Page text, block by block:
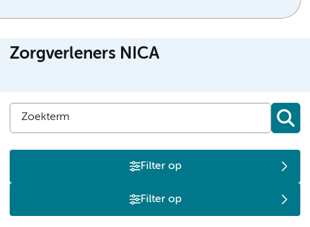
Zorgverleners NICA
Filter op
Filter op